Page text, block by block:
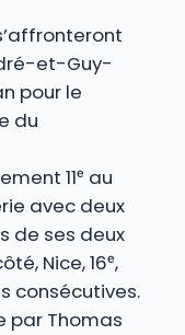
et-Guy-
pour le
du
11ᵉ au
avec deux
de ses deux
Nice, 16ᵉ,
consécutives.
par Thomas